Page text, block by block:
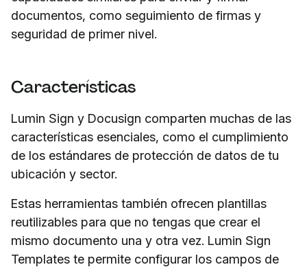
documentos, como seguimiento de firmas y
seguridad de primer nivel.
Características
Lumin Sign y Docusign comparten muchas de las
características esenciales, como el cumplimiento
de los estándares de protección de datos de tu
ubicación y sector.
Estas herramientas también ofrecen plantillas
reutilizables para que no tengas que crear el
mismo documento una y otra vez. Lumin Sign
Templates te permite configurar los campos de